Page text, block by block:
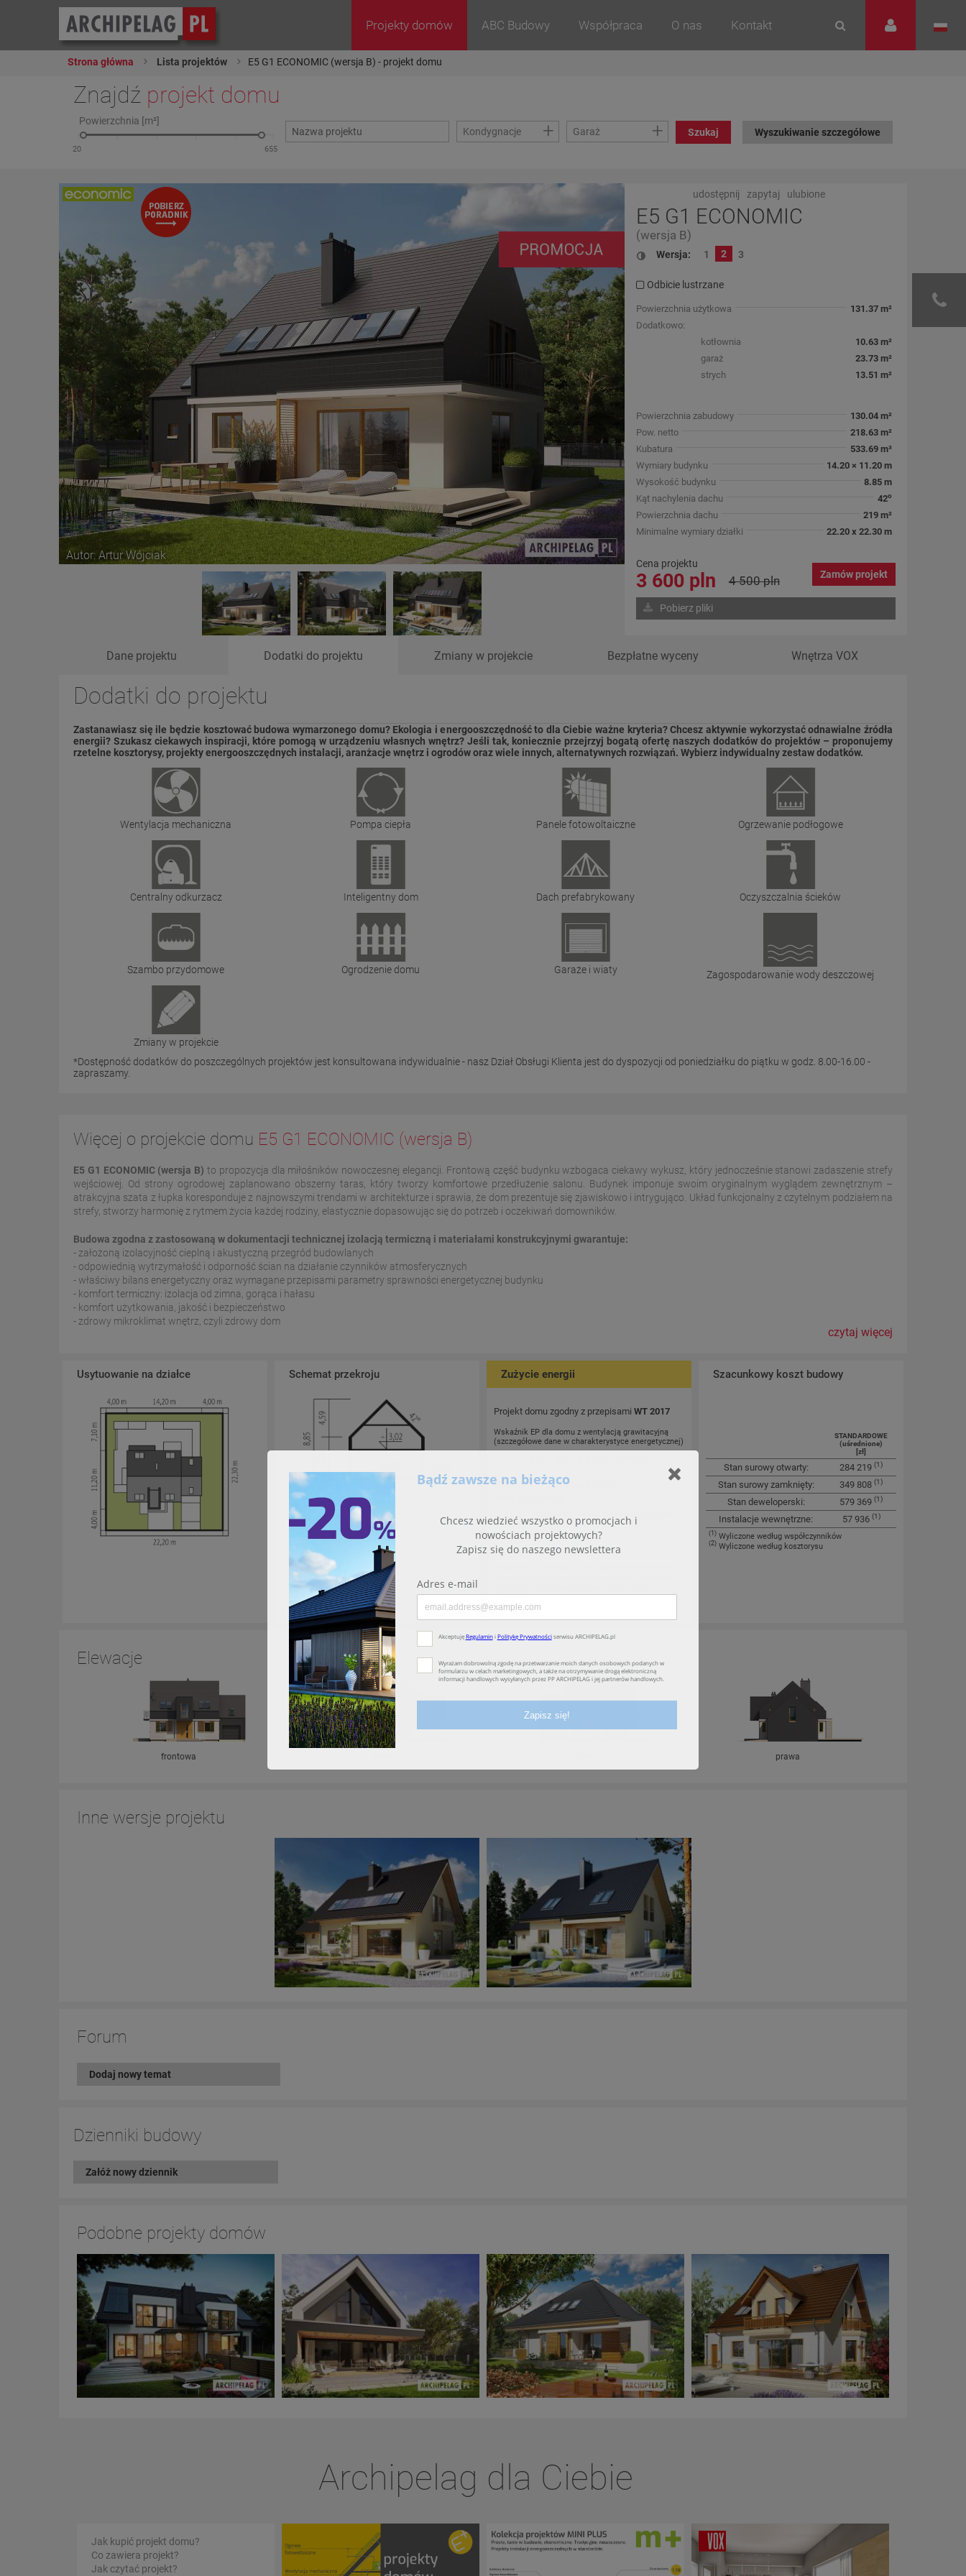
Projekty domów ABC Budowy Współpraca O nas Kontakt
Strona główna Lista projektów E5 G1 ECONOMIC (wersja B) - projekt domu
Znajdź projekt domu
Powierzchnia [m²]
Kondygnacje
+ Garaż + Szukaj Wyszukiwanie szczegółowe
Autor: Artur Wójciak
udostępnij zapytaj ulubione
E5 G1 ECONOMIC
(wersja B)
Wersja: 1 2 3
Odbicie lustrzane
Powierzchnia użytkowa
131.37 m²
Dodatkowo:
kotłownia
10.63 m²
garaż
23.73 m²
strych
13.51 m²
Powierzchnia zabudowy
130.04 m²
Pow. netto
218.63 m²
Kubatura
533.69 m³
Wymiary budynku
14.20 × 11.20 m
Wysokość budynku
8.85 m
Kąt nachylenia dachu
42o
Powierzchnia dachu
219 m²
Minimalne wymiary działki
22.20 x 22.30 m
Cena projektu
3 600 pln 4 500 pln Zamów projekt
Pobierz pliki
Dane projektu Dodatki do projektu Zmiany w projekcie Bezpłatne wyceny Wnętrza VOX
Dodatki do projektu
Zastanawiasz się ile będzie kosztować budowa wymarzonego domu? Ekologia i energooszczędność to dla Ciebie ważne kryteria? Chcesz aktywnie wykorzystać odnawialne źródła
energii? Szukasz ciekawych inspiracji, które pomogą w urządzeniu własnych wnętrz? Jeśli tak, koniecznie przejrzyj bogatą ofertę naszych dodatków do projektów – proponujemy
rzetelne kosztorysy, projekty energooszczędnych instalacji, aranżacje wnętrz i ogrodów oraz wiele innych, alternatywnych rozwiązań. Wybierz indywidualny zestaw dodatków.
Wentylacja mechaniczna Pompa ciepła Panele fotowoltaiczne Ogrzewanie podłogowe
Centralny odkurzacz Inteligentny dom Dach prefabrykowany Oczyszczalnia ścieków
Szambo przydomowe Ogrodzenie domu Zagospodarowanie wody deszczowej
Garaże i wiaty
Zmiany w projekcie
*Dostępność dodatków do poszczególnych projektów jest konsultowana indywidualnie - nasz Dział Obsługi Klienta jest do dyspozycji od poniedziałku do piątku w godz. 8.00-16.00 -
zapraszamy.
Więcej o projekcie domu E5 G1 ECONOMIC (wersja B)
E5 G1 ECONOMIC (wersja B) to propozycja dla miłośników nowoczesnej elegancji. Frontową część budynku wzbogaca ciekawy wykusz, który jednocześnie stanowi zadaszenie strefy
wejściowej. Od strony ogrodowej zaplanowano obszerny taras, który tworzy komfortowe przedłużenie salonu. Budynek imponuje swoim oryginalnym wyglądem zewnętrznym –
atrakcyjna szata z łupka koresponduje z najnowszymi trendami w architekturze i sprawia, że dom prezentuje się zjawiskowo i intrygująco. Układ funkcjonalny z czytelnym podziałem na
strefy, stworzy harmonię z rytmem życia każdej rodziny, elastycznie dopasowując się do potrzeb i oczekiwań domowników.
Budowa zgodna z zastosowaną w dokumentacji technicznej izolacją termiczną i materiałami konstrukcyjnymi gwarantuje:
- założoną izolacyjność cieplną i akustyczną przegród budowlanych
- odpowiednią wytrzymałość i odporność ścian na działanie czynników atmosferycznych
- właściwy bilans energetyczny oraz wymagane przepisami parametry sprawności energetycznej budynku
- komfort termiczny: izolacja od zimna, gorąca i hałasu
- komfort użytkowania, jakość i bezpieczeństwo
- zdrowy mikroklimat wnętrz, czyli zdrowy dom
czytaj więcej
Usytuowanie na działce Schemat przekroju Zużycie energii
Projekt domu zgodny z przepisami WT 2017
Wskaźnik EP dla domu z wentylacją grawitacyjną
(szczegółowe dane w charakterystyce energetycznej)
Pobierz charakterystykę
E5 G1 ECONOMIC (wersja B) - charakterystyka
energetyczna (wersja domu z wentylacją
grawitacyjną)
użytkowej.
Szacunkowy koszt budowy
STANDARDOWE
(uśrednione)
[zł]
Stan surowy otwarty: 284 219 (1)
Stan surowy zamknięty: 349 808 (1)
Stan deweloperski: 579 369 (1)
Instalacje wewnętrzne: 57 936 (1)
(1) Wyliczone według współczynników
(2) Wyliczone według kosztorysu
Elewacje
frontowa prawa
Inne wersje projektu
Forum
Dodaj nowy temat
Dzienniki budowy
Załóż nowy dziennik
Podobne projekty domów
Archipelag dla Ciebie
Jak kupić projekt domu?
Co zawiera projekt?
Jak czytać projekt?